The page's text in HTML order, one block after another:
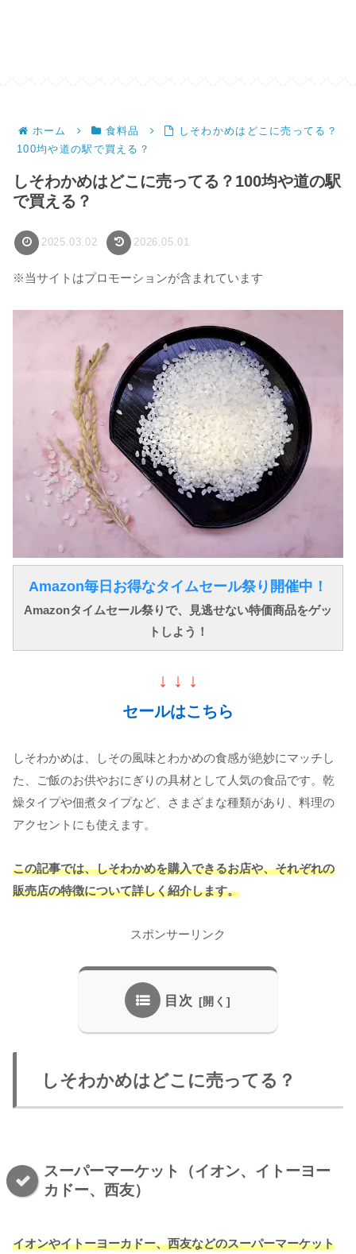
ホーム 食料品
しそわかめはどこに売ってる？
100均や道の駅で買える？
しそわかめはどこに売ってる？100均や道の駅
で買える？
2025.03.02 2026.05.01
※当サイトはプロモーションが含まれています
Amazon毎日お得なタイムセール祭り開催中！
Amazonタイムセール祭りで、見逃せない特価商品をゲッ
トしよう！
↓ ↓ ↓
セールはこちら
しそわかめは、しその風味とわかめの食感が絶妙にマッチし
た、ご飯のお供やおにぎりの具材として人気の食品です。乾
燥タイプや佃煮タイプなど、さまざまな種類があり、料理の
アクセントにも使えます。
この記事では、しそわかめを購入できるお店や、それぞれの
販売店の特徴について詳しく紹介します。
スポンサーリンク
目次
しそわかめはどこに売ってる？
スーパーマーケット（イオン、イトーヨー
カドー、西友）
イオンやイトーヨーカドー、西友などのスーパーマーケット